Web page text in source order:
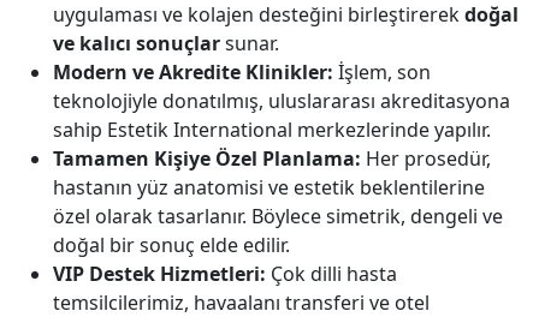
uygulaması ve kolajen desteğini birleştirerekdoğal
ve kalıcı sonuçlarsunar.
Modern ve Akredite Klinikler: İşlem, son
teknolojiyle donatılmış, uluslararası akreditasyona
sahip Estetik International merkezlerinde yapılır.
Tamamen Kişiye Özel Planlama: Her prosedür,
hastanın yüz anatomisi ve estetik beklentilerine
özel olarak tasarlanır. Böylece simetrik, dengeli ve
doğal bir sonuç elde edilir.
VIP Destek Hizmetleri: Çok dilli hasta
temsilcilerimiz, havaalanı transferi ve otel